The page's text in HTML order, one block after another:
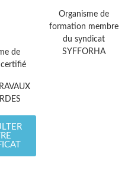
de
Organisme de
formation membre
du syndicat
SYFFORHA